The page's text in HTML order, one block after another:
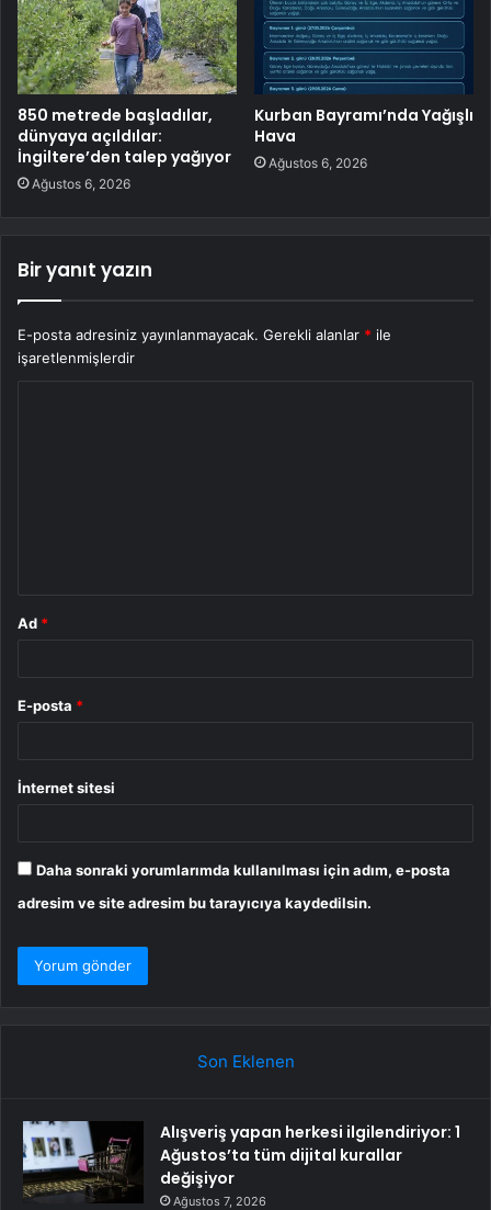
850 metrede başladılar,
dünyaya açıldılar:
İngiltere’den talep yağıyor
Ağustos 6, 2026
Kurban Bayramı’nda Yağışlı
Hava
Ağustos 6, 2026
Bir yanıt yazın
E-posta adresiniz yayınlanmayacak. Gerekli alanlar * ile
işaretlenmişlerdir
Ad *
E-posta *
İnternet sitesi
Daha sonraki yorumlarımda kullanılması için adım, e-posta
adresim ve site adresim bu tarayıcıya kaydedilsin.
Son Eklenen
Alışveriş yapan herkesi ilgilendiriyor: 1
Ağustos’ta tüm dijital kurallar
değişiyor
Ağustos 7, 2026